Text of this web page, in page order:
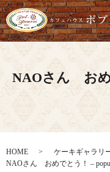
NAOさん おめ
HOME
ケーキギャラリ
NAOさん おめでとう！ –